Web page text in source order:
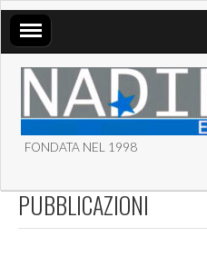
ETS
FONDATA NEL 1998
PUBBLICAZIONI